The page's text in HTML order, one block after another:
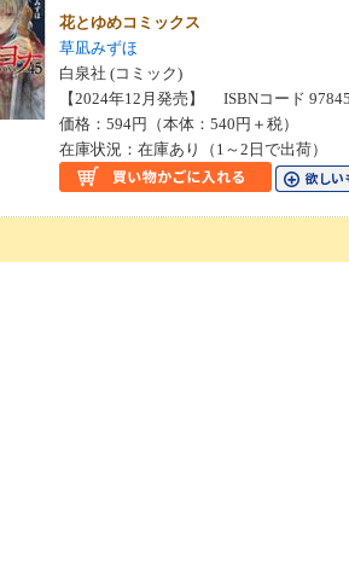
花とゆめコミックス
草凪みずほ
白泉社 (コミック)
【2024年12月発売】 ISBNコード
価格：594円（本体：540円＋税）
在庫状況：在庫あり（1～2日で出荷）